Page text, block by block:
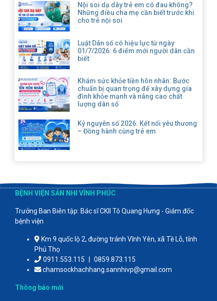
Nội soi dạ dày trẻ em có đau không?
Những điều cha mẹ cần biết trước khi
cho trẻ nội soi
Luật Dân số có hiệu lực từ ngày
01/7/2026: 6 điểm mới người dân cần
biết
Khám sức khỏe tiền hôn nhân: Bước
chuẩn bị quan trọng để xây dựng gia
đình khỏe mạnh và nâng cao chất
lượng dân số
Kỷ nguyên số 2026: Kết nối yêu thương
– Đồng hành cùng trẻ em
BỆNH VIỆN SẢN NHI VĨNH PHÚC
Trưởng Ban Biên tập: Bác sĩ CKII Tô Quang Hưng - Giám đốc
bệnh viện
Km 9 quốc lộ 2, đường tránh Vĩnh Yên, xã Tề Lỗ, tỉnh
Phú Thọ
0911.553.115
0859.873.115
chamsockhachhang.sannhivp@gmail.com
Thông báo mới